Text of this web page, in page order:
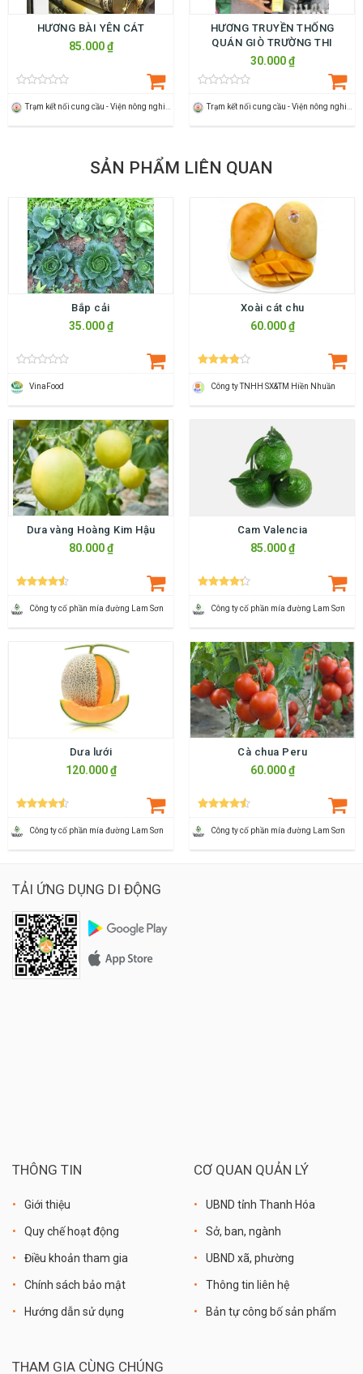
HƯƠNG BÀI YÊN CÁT
85.000 ₫
Trạm kết nối cung cầu - Viện nông nghiệp Thanh Hoá
HƯƠNG TRUYỀN THỐNG
QUÁN GIÒ TRƯỜNG THI
30.000 ₫
Trạm kết nối cung cầu - Viện nông nghiệp Thanh Hoá
SẢN PHẨM LIÊN QUAN
Bắp cải
35.000 ₫
VinaFood
Xoài cát chu
60.000 ₫
Công ty TNHH SX&TM Hiền Nhuần
Dưa vàng Hoàng Kim Hậu
80.000 ₫
Công ty cố phần mía đường Lam Sơn
Cam Valencia
85.000 ₫
Công ty cố phần mía đường Lam Sơn
Dưa lưới
120.000 ₫
Công ty cố phần mía đường Lam Sơn
Cà chua Peru
60.000 ₫
Công ty cố phần mía đường Lam Sơn
TẢI ỨNG DỤNG DI ĐỘNG
THÔNG TIN
Giới thiệu
Quy chế hoạt động
Điều khoản tham gia
Chính sách bảo mật
Hướng dẫn sử dụng
CƠ QUAN QUẢN LÝ
UBND tỉnh Thanh Hóa
Sở, ban, ngành
UBND xã, phường
Thông tin liên hệ
Bản tự công bố sản phẩm
THAM GIA CÙNG CHÚNG